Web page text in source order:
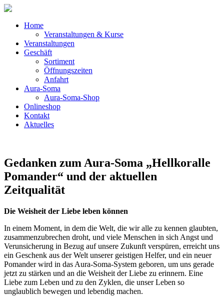
Home
Veranstaltungen & Kurse
Veranstaltungen
Geschäft
Sortiment
Öffnungszeiten
Anfahrt
Aura-Soma
Aura-Soma-Shop
Onlineshop
Kontakt
Aktuelles
Gedanken zum Aura-Soma „Hellkoralle
Pomander“ und der aktuellen
Zeitqualität
Die Weisheit der Liebe leben können
In einem Moment, in dem die Welt, die wir alle zu kennen glaubten,
zusammenzubrechen droht, und viele Menschen in sich Angst und
Verunsicherung in Bezug auf unsere Zukunft verspüren, erreicht uns
ein Geschenk aus der Welt unserer geistigen Helfer, und ein neuer
Pomander wird in das Aura-Soma-System geboren, um uns gerade
jetzt zu stärken und an die Weisheit der Liebe zu erinnern. Eine
Liebe zum Leben und zu den Zyklen, die unser Leben so
unglaublich bewegen und lebendig machen.